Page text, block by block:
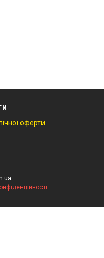
оферти